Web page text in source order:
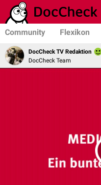
Community Flexikon
DocCheck TV Redaktion
DocCheck Team